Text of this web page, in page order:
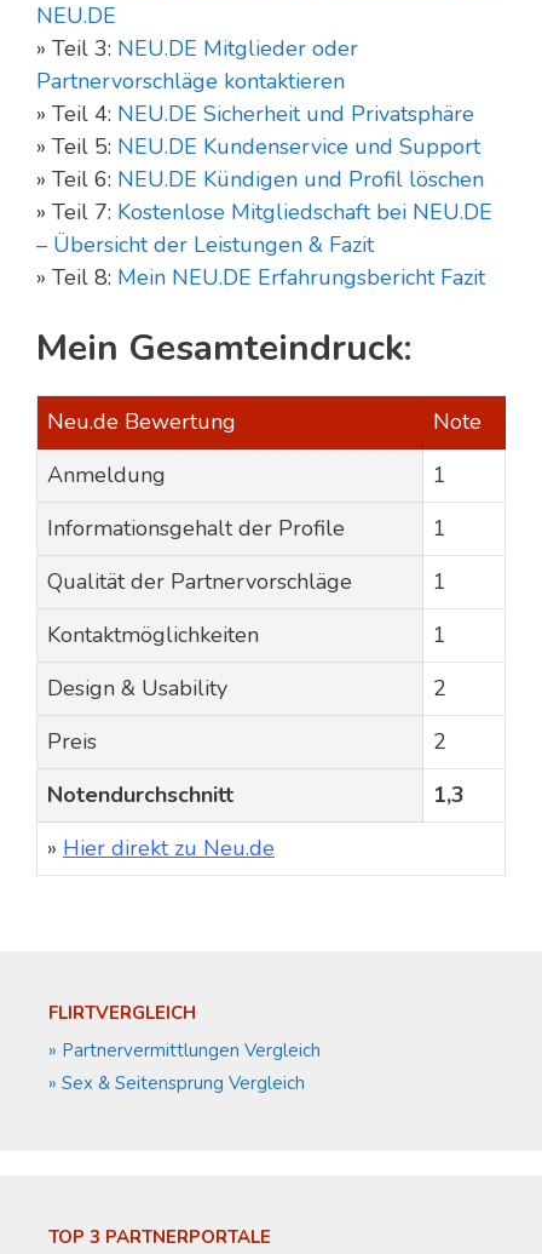
NEU.DE
» Teil 3: NEU.DE Mitglieder oder
Partnervorschläge kontaktieren
» Teil 4: NEU.DE Sicherheit und Privatsphäre
» Teil 5: NEU.DE Kundenservice und Support
» Teil 6: NEU.DE Kündigen und Profil löschen
» Teil 7: Kostenlose Mitgliedschaft bei NEU.DE
– Übersicht der Leistungen & Fazit
» Teil 8: Mein NEU.DE Erfahrungsbericht Fazit
Mein Gesamteindruck:
Neu.de Bewertung
Note
Anmeldung
1
Informationsgehalt der Profile
1
Qualität der Partnervorschläge
1
Kontaktmöglichkeiten
1
Design & Usability
2
Preis
2
Notendurchschnitt
1,3
» Hier direkt zu Neu.de
FLIRTVERGLEICH
» Partnervermittlungen Vergleich
» Sex & Seitensprung Vergleich
TOP 3 PARTNERPORTALE